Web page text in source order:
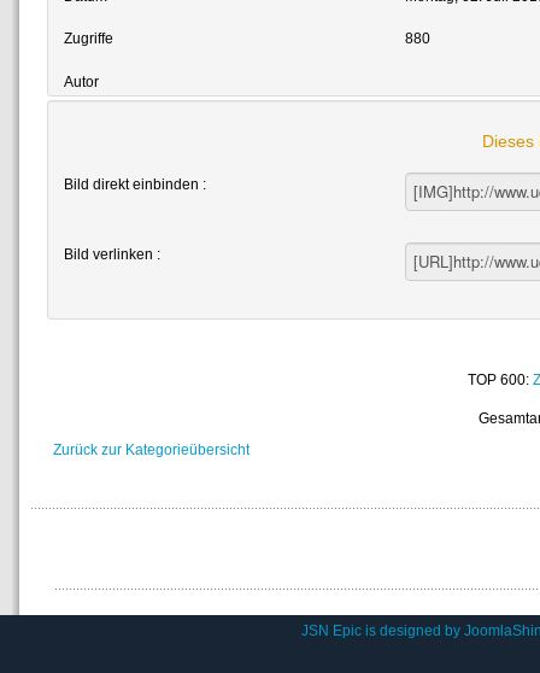
Zugriffe 880
Autor
Dieses
Bild direkt einbinden :
Bild verlinken :
TOP 600:
Zurück zur Kategorieübersicht
JSN Epic is designed by